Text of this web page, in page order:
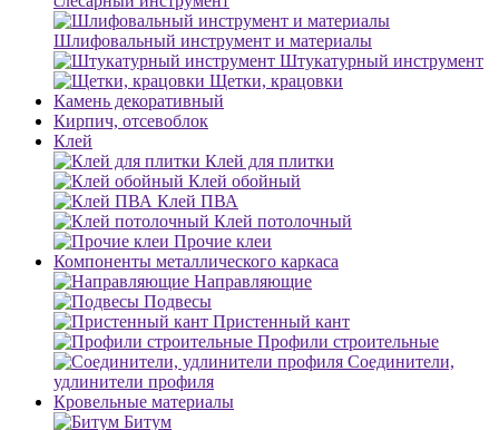
Шлифовальный инструмент и материалы
Штукатурный инструмент
Щетки, крацовки
Камень декоративный
Кирпич, отсевоблок
Клей
Клей для плитки
Клей обойный
Клей ПВА
Клей потолочный
Прочие клеи
Компоненты металлического каркаса
Направляющие
Подвесы
Пристенный кант
Профили строительные
Соединители,
удлинители профиля
Кровельные материалы
Битум